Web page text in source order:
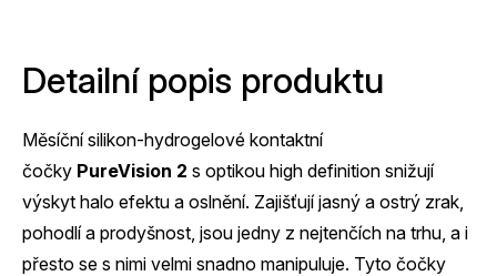
Detailní popis produktu
Měsíční silikon-hydrogelové kontaktní
čočky PureVision 2 s optikou high definition snižují
výskyt halo efektu a oslnění. Zajišťují jasný a ostrý zrak,
pohodlí a prodyšnost, jsou jedny z nejtenčích na trhu, a i
přesto se s nimi velmi snadno manipuluje. Tyto čočky